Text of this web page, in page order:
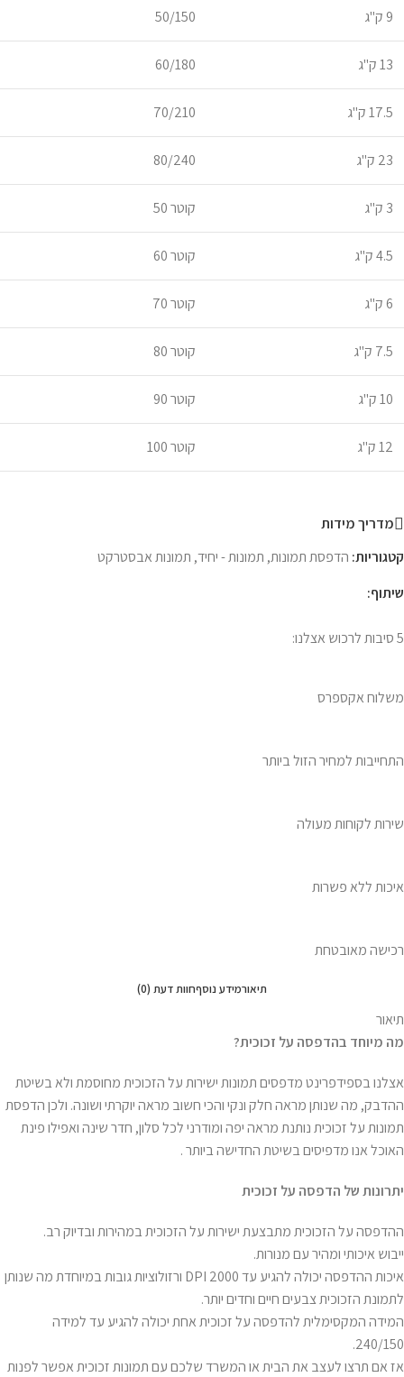
9 ק"ג 50/150
13 ק"ג 60/180
17.5 ק"ג 70/210
23 ק"ג 80/240
3 ק"ג קוטר 50
4.5 ק"ג קוטר 60
6 ק"ג קוטר 70
7.5 ק"ג קוטר 80
10 ק"ג קוטר 90
12 ק"ג קוטר 100
מדריך מידות
קטגוריות: הדפסת תמונות, תמונות - יחיד, תמונות אבסטרקט
שיתוף:
5 סיבות לרכוש אצלנו:
משלוח אקספרס
התחייבות למחיר הזול ביותר
שירות לקוחות מעולה
איכות ללא פשרות
רכישה מאובטחת
תיאורמידע נוסףחוות דעת (0)
תיאור
מה מיוחד בהדפסה על זכוכית?
אצלנו בספידפרינט מדפסים תמונות ישירות על הזכוכית מחוסמת ולא בשיטת
ההדבק, מה שנותן מראה חלק ונקי והכי חשוב מראה יוקרתי ושונה. ולכן הדפסת
תמונות על זכוכית נותנת מראה יפה ומודרני לכל סלון, חדר שינה ואפילו פינת
האוכל אנו מדפיסים בשיטת החדישה ביותר .
יתרונות של הדפסה על זכוכית
ההדפסה על הזכוכית מתבצעת ישירות על הזכוכית במהירות ובדיוק רב.
ייבוש איכותי ומהיר עם מנורות.
איכות ההדפסה יכולה להגיע עד 2000 DPI ורזולוציות גובות במיוחדת מה שנותן
לתמונת הזכוכית צבעים חיים וחדים יותר.
המידה המקסימלית להדפסה על זכוכית אחת יכולה להגיע עד למידה
240/150.
אז אם תרצו לעצב את הבית או המשרד שלכם עם תמונות זכוכית אפשר לפנות